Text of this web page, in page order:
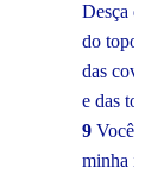
Desça do
do topo
das covas
e das
9 Você
minha